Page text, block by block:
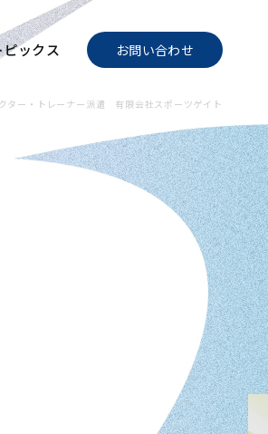
ピックス お問い合わせ
ター・トレーナー派遣 有限会社スポーツゲイト